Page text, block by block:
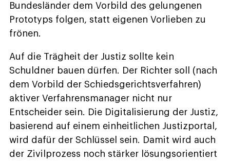
Bundesländer dem Vorbild des gelungenen
Prototyps folgen, statt eigenen Vorlieben zu
frönen.
Auf die Trägheit der Justiz sollte kein
Schuldner bauen dürfen. Der Richter soll (nach
dem Vorbild der Schiedsgerichtsverfahren)
aktiver Verfahrensmanager nicht nur
Entscheider sein. Die Digitalisierung der Justiz,
basierend auf einem einheitlichen Justizportal,
wird dafür der Schlüssel sein. Damit wird auch
der Zivilprozess noch stärker lösungsorientiert